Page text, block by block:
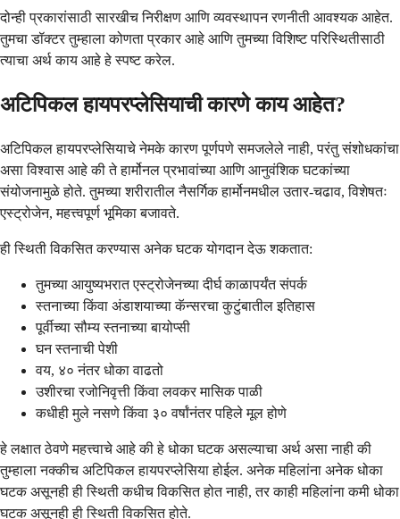
दोन्ही प्रकारांसाठी सारखीच निरीक्षण आणि व्यवस्थापन रणनीती आवश्यक आहेत.
तुमचा डॉक्टर तुम्हाला कोणता प्रकार आहे आणि तुमच्या विशिष्ट परिस्थितीसाठी
त्याचा अर्थ काय आहे हे स्पष्ट करेल.
अटिपिकल हायपरप्लेसियाची कारणे काय आहेत?
अटिपिकल हायपरप्लेसियाचे नेमके कारण पूर्णपणे समजलेले नाही, परंतु संशोधकांचा
असा विश्वास आहे की ते हार्मोनल प्रभावांच्या आणि आनुवंशिक घटकांच्या
संयोजनामुळे होते. तुमच्या शरीरातील नैसर्गिक हार्मोनमधील उतार-चढाव, विशेषतः
एस्ट्रोजेन, महत्त्वपूर्ण भूमिका बजावते.
ही स्थिती विकसित करण्यास अनेक घटक योगदान देऊ शकतात:
तुमच्या आयुष्यभरात एस्ट्रोजेनच्या दीर्घ काळापर्यंत संपर्क
स्तनाच्या किंवा अंडाशयाच्या कॅन्सरचा कुटुंबातील इतिहास
पूर्वीच्या सौम्य स्तनाच्या बायोप्सी
घन स्तनाची पेशी
वय, ४० नंतर धोका वाढतो
उशीरचा रजोनिवृत्ती किंवा लवकर मासिक पाळी
कधीही मुले नसणे किंवा ३० वर्षांनंतर पहिले मूल होणे
हे लक्षात ठेवणे महत्त्वाचे आहे की हे धोका घटक असल्याचा अर्थ असा नाही की
तुम्हाला नक्कीच अटिपिकल हायपरप्लेसिया होईल. अनेक महिलांना अनेक धोका
घटक असूनही ही स्थिती कधीच विकसित होत नाही, तर काही महिलांना कमी धोका
घटक असूनही ही स्थिती विकसित होते.